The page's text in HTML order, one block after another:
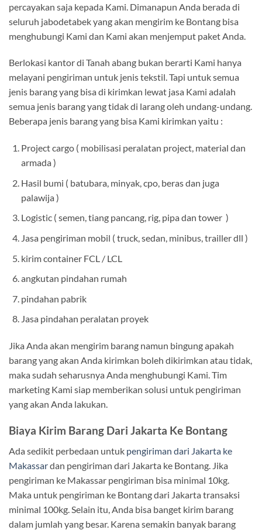
percayakan saja kepada Kami. Dimanapun Anda berada di
seluruh jabodetabek yang akan mengirim ke Bontang bisa
menghubungi Kami dan Kami akan menjemput paket Anda.
Berlokasi kantor di Tanah abang bukan berarti Kami hanya
melayani pengiriman untuk jenis tekstil. Tapi untuk semua
jenis barang yang bisa di kirimkan lewat jasa Kami adalah
semua jenis barang yang tidak di larang oleh undang-undang.
Beberapa jenis barang yang bisa Kami kirimkan yaitu :
Project cargo ( mobilisasi peralatan project, material dan
armada )
Hasil bumi ( batubara, minyak, cpo, beras dan juga
palawija )
Logistic ( semen, tiang pancang, rig, pipa dan tower )
Jasa pengiriman mobil ( truck, sedan, minibus, trailler dll )
kirim container FCL / LCL
angkutan pindahan rumah
pindahan pabrik
Jasa pindahan peralatan proyek
Jika Anda akan mengirim barang namun bingung apakah
barang yang akan Anda kirimkan boleh dikirimkan atau tidak,
maka sudah seharusnya Anda menghubungi Kami. Tim
marketing Kami siap memberikan solusi untuk pengiriman
yang akan Anda lakukan.
Biaya Kirim Barang Dari Jakarta Ke Bontang
Ada sedikit perbedaan untuk pengiriman dari Jakarta ke
Makassardan pengiriman dari Jakarta ke Bontang. Jika
pengiriman ke Makassar pengiriman bisa minimal 10kg.
Maka untuk pengiriman ke Bontang dari Jakarta transaksi
minimal 100kg. Selain itu, Anda bisa banget kirim barang
dalam jumlah yang besar. Karena semakin banyak barang